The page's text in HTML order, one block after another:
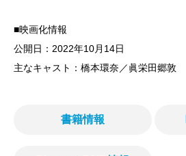
■映画化情報
公開日：2022年10月14日
主なキャスト：橋本環奈／眞栄田郷敦
書籍情報